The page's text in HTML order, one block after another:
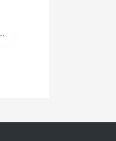
氪金瞄准镜图纸哪里掉